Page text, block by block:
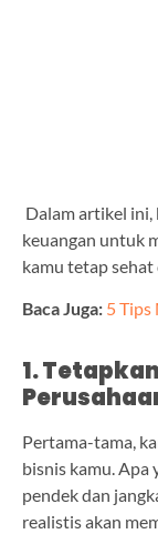
Dalam artikel ini,
keuangan untuk
kamu tetap sehat
Baca Juga: 5 Tips
1.
Pertama-tama,
bisnis kamu. Apa
pendek dan
realistis akan